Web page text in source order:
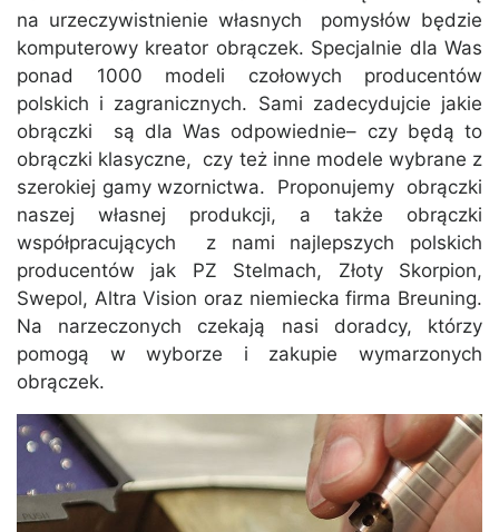
na urzeczywistnienie własnych pomysłów będzie
komputerowy kreator obrączek. Specjalnie dla Was
ponad 1000 modeli czołowych producentów
polskich i zagranicznych. Sami zadecydujcie jakie
obrączki są dla Was odpowiednie– czy będą to
obrączki klasyczne, czy też inne modele wybrane z
szerokiej gamy wzornictwa. Proponujemy obrączki
naszej własnej produkcji, a także obrączki
współpracujących z nami najlepszych polskich
producentów jak PZ Stelmach, Złoty Skorpion,
Swepol, Altra Vision oraz niemiecka firma Breuning.
Na narzeczonych czekają nasi doradcy, którzy
pomogą w wyborze i zakupie wymarzonych
obrączek.